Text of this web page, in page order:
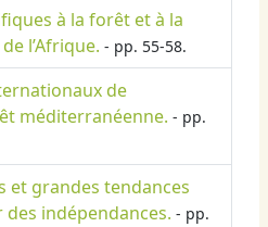
à la forêt et à la
l’Afrique. - pp. 55-58.
de
méditerranéenne. - pp.
et grandes tendances
indépendances. - pp.